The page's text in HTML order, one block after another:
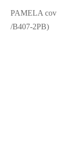
PAMELA cov
/B407-2PB)